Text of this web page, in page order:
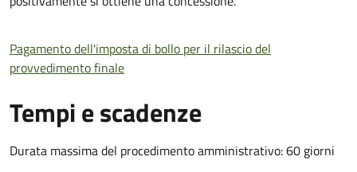
Pagamento dell'imposta di bollo per il rilascio del
provvedimento finale
Tempi e scadenze
Durata massima del procedimento amministrativo: 60 giorni